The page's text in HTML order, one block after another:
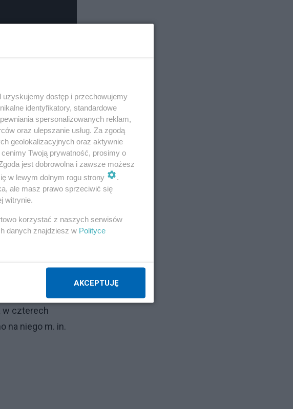
świata wagi
w czterech
na niego m. in.
uzyskujemy dostęp i przechowujemy
identyfikatory, standardowe
spersonalizowanych reklam,
oraz ulepszanie usług. Za zgodą
geolokalizacyjnych oraz aktywnie
Twoją prywatność, prosimy o
jest dobrowolna i zawsze możesz
w lewym dolnym rogu strony
.
ale masz prawo sprzeciwić się
witrynie.
korzystać z naszych serwisów
danych znajdziesz w Polityce
AKCEPTUJĘ